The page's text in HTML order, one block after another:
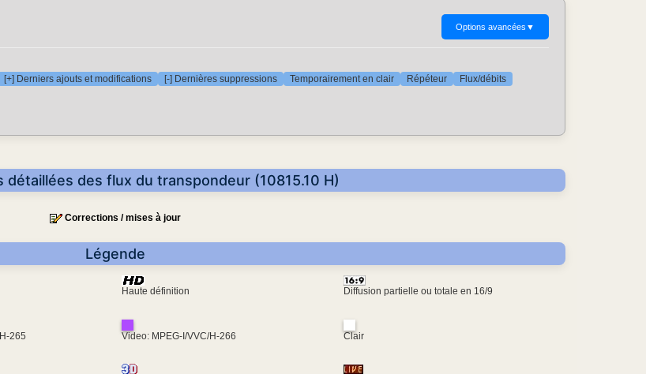
Options avancées ▼
[+] Derniers ajouts et modifications [-] Dernières suppressions Temporairement en clair Répéteur Flux/débits
détaillées des flux du transpondeur (10815.10 H)
Corrections / mises à jour
Légende
Haute définition Diffusion partielle ou totale en 16/9
265 Video: MPEG-I/VVC/H-266 Clair